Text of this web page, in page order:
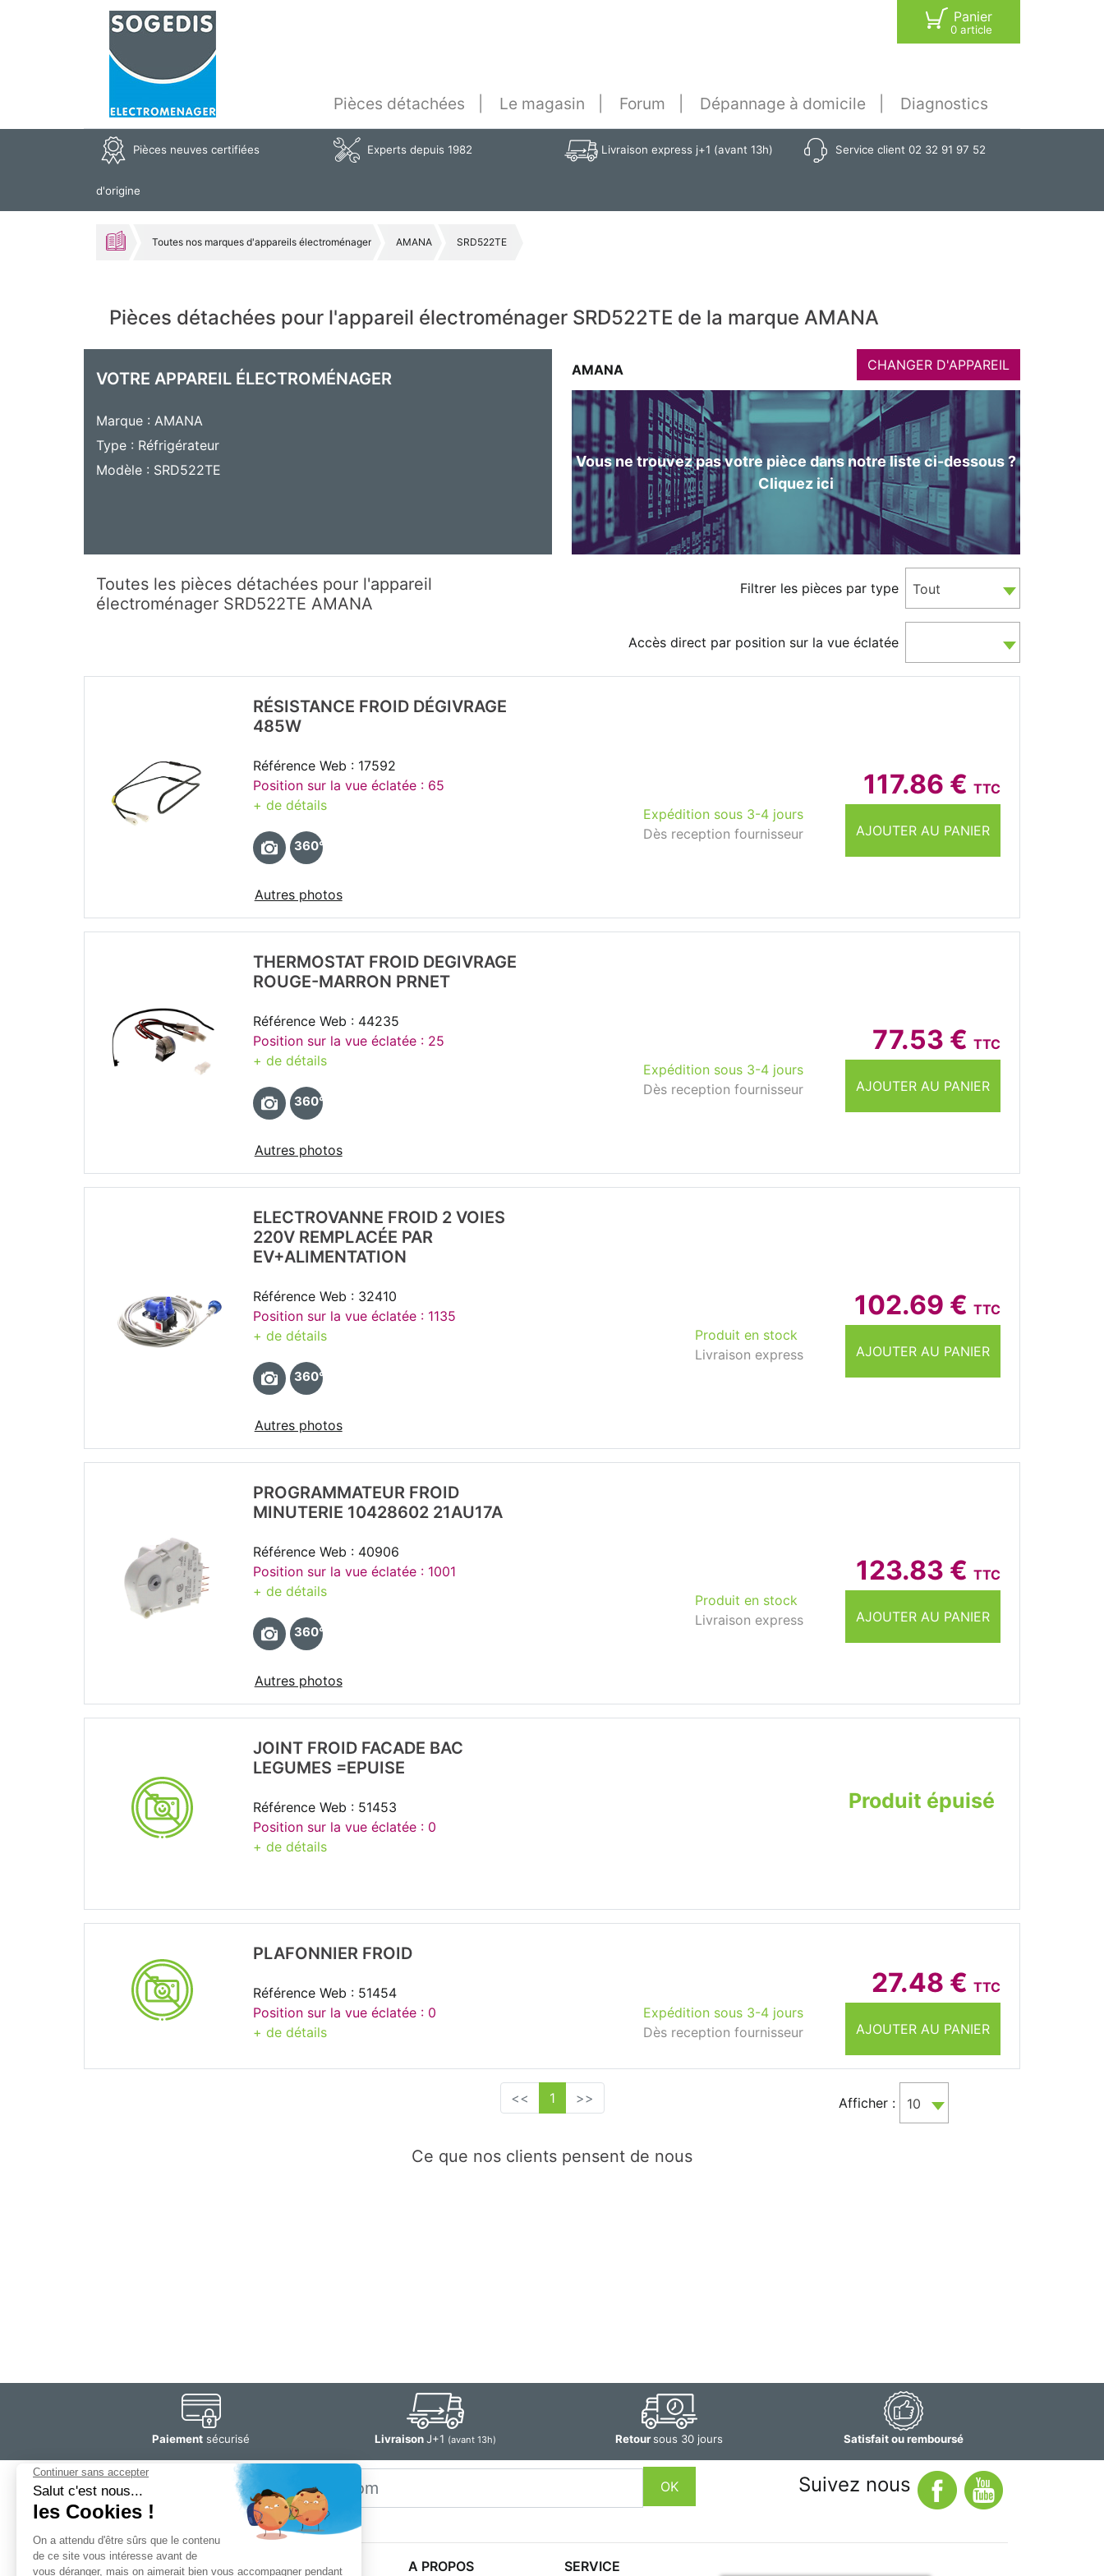
Panier
0 article
Pièces détachées Le magasin Forum Dépannage à domicile Diagnostics
Pièces neuves certifiées
d'origine
Experts depuis 1982 Livraison express j+1 (avant 13h) Service client 02 32 91 97 52
Toutes nos marques d'appareils électroménager AMANA SRD522TE
Pièces détachées pour l'appareil électroménager SRD522TE de la marque AMANA
VOTRE APPAREIL ÉLECTROMÉNAGER
Marque : AMANA
Type : Réfrigérateur
Modèle : SRD522TE
AMANA CHANGER D'APPAREIL
Vous ne trouvez pas votre pièce dans notre liste ci-dessous ?
Cliquez ici
Toutes les pièces détachées pour l'appareil
électroménager SRD522TE AMANA
Filtrer les pièces par type Tout
Accès direct par position sur la vue éclatée
117.86 € TTC
AJOUTER AU PANIER
Expédition sous 3-4 jours
Dès reception fournisseur
RÉSISTANCE FROID DÉGIVRAGE
485W
Référence Web : 17592
Position sur la vue éclatée : 65
+ de détails
360°
Autres photos
77.53 € TTC
AJOUTER AU PANIER
Expédition sous 3-4 jours
Dès reception fournisseur
THERMOSTAT FROID DEGIVRAGE
ROUGE-MARRON PRNET
Référence Web : 44235
Position sur la vue éclatée : 25
+ de détails
360°
Autres photos
102.69 € TTC
AJOUTER AU PANIER
Produit en stock
Livraison express
ELECTROVANNE FROID 2 VOIES
220V REMPLACÉE PAR
EV+ALIMENTATION
Référence Web : 32410
Position sur la vue éclatée : 1135
+ de détails
360°
Autres photos
123.83 € TTC
AJOUTER AU PANIER
Produit en stock
Livraison express
PROGRAMMATEUR FROID
MINUTERIE 10428602 21AU17A
Référence Web : 40906
Position sur la vue éclatée : 1001
+ de détails
360°
Autres photos
Produit épuisé
JOINT FROID FACADE BAC
LEGUMES =EPUISE
Référence Web : 51453
Position sur la vue éclatée : 0
+ de détails
27.48 € TTC
AJOUTER AU PANIER
Expédition sous 3-4 jours
Dès reception fournisseur
PLAFONNIER FROID
Référence Web : 51454
Position sur la vue éclatée : 0
+ de détails
<< 1 >> Afficher : 10
Ce que nos clients pensent de nous
Paiement sécurisé LivraisonJ+1 (avant 13h) Retoursous 30 jours Satisfait ou remboursé
Restez
informé
Email
OK Suivez nous
SOGEDIS SAS
A PROPOS SERVICE